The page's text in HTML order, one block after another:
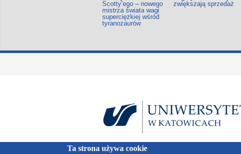
Scotty’ego – nowego
mistrza świata wagi
superciężkiej wśród
tyranozaurów
zwiększają sprzedaż
Ta strona używa cookie